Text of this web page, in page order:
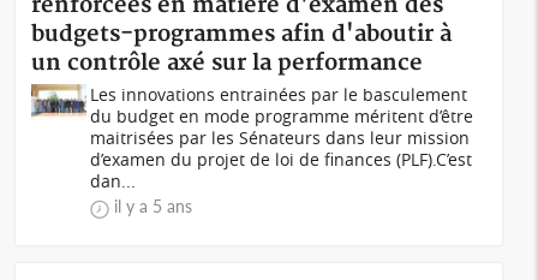
budgets-programmes afin d'aboutir à
un contrôle axé sur la performance
Les innovations entrainées par le basculement
du budget en mode programme méritent d’être
maitrisées par les Sénateurs dans leur mission
d’examen du projet de loi de finances (PLF).C’est
dan...
il y a 5 ans